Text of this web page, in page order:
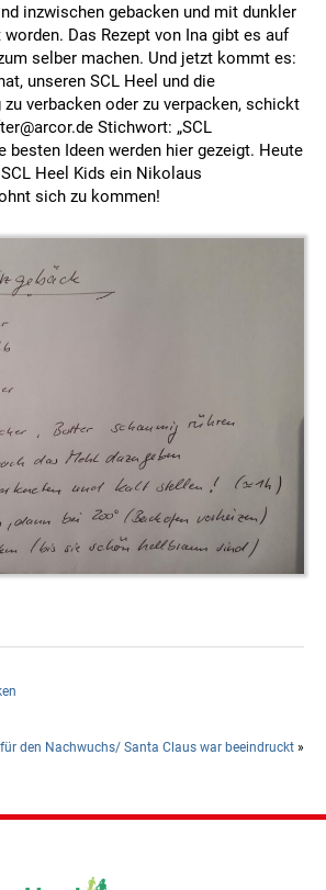
inzwischen gebacken und mit dunkler
Das Rezept von Ina gibt es auf
selber machen. Und jetzt kommt es:
unseren SCL Heel und die
verbacken oder zu verpacken, schickt
Stichwort: „SCL
besten Ideen werden hier gezeigt. Heute
Heel Kids ein Nikolaus
sich zu kommen!
den Nachwuchs/ Santa Claus war beeindruckt »